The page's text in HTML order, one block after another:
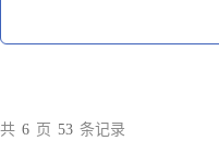
共 6 页 53 条记录